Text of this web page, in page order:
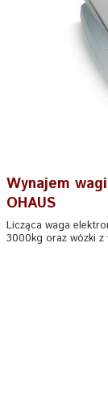
Wynajem
OHAUS
Licząca waga
3000kg oraz wózki z